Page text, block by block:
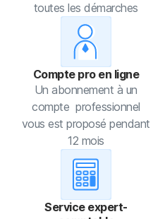
toutes les démarches
Compte pro en ligne
Un abonnement à un
compte professionnel
vous est proposé pendant
12 mois
Service expert-